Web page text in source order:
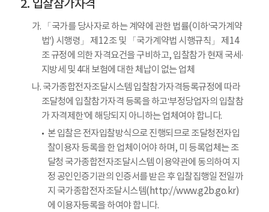
입찰참가자격
가. 「국가를 당사자로 하는 계약에 관한 법률(이하‘국가계약
법’) 시행령」 제12조 및 「국가계약법 시행규칙」 제14
조 규정에 의한 자격요건을 구비하고, 입찰참가 현재 국세·
지방세 및 4대 보험에 대한 체납이 없는 업체
나. 국가종합전자조달시스템 입찰참가자격등록규정에 따라
조달청에 입찰참가자격 등록을 하고‘부정당업자의 입찰참
가 자격제한’에 해당되지 아니하는 업체여야 합니다.
본 입찰은 전자입찰방식으로 진행되므로 조달청전자입
찰이용자 등록을 한 업체이어야 하며, 미 등록업체는 조
달청 국가종합전자조달시스템 이용약관에 동의하여 지
정 공인인증기관의 인증서를 받은 후 입찰집행일 전일까
지 국가종합전자조달시스템(http://www.g2b.go.kr)
에 이용자등록을 하여야 합니다.